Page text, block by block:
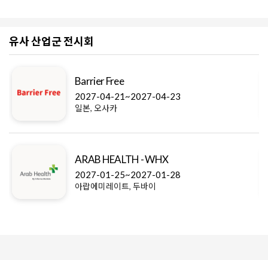
유사 산업군 전시회
Barrier Free
2027-04-21~2027-04-23
일본, 오사카
ARAB HEALTH - WHX
2027-01-25~2027-01-28
아랍에미레이트, 두바이